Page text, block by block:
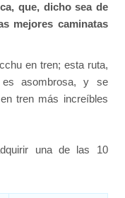
que, dicho sea de
mejores caminatas
en tren; esta ruta,
asombrosa, y se
tren más increíbles
una de las 10